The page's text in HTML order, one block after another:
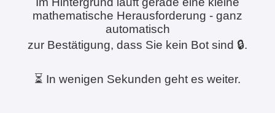
mathematische Herausforderung - ganz
automatisch
zur Bestätigung, dass Sie kein Bot sind 🔒.
⏳ In wenigen Sekunden geht es weiter.